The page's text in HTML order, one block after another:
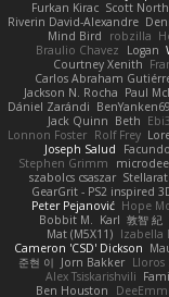
Furkan Kirac Scott North
Riverin David-Alexandre
Mind Bird
robzilla
Braulio Chavez
Logan
Courtney Xenith
Carlos Abraham
Jackson N. Rocha Paul
Dániel Zarándi BenYanken69
Jack Quinn Beth
Lonnon Foster Rolf Frey
Joseph Salud
Stephen Grimm
microdee
szabolcs csaszar
GearGrit - PS2 inspired
Peter Pejanović Hope
Bobbit M. Karl 敦智 紀
Mat (M5X11) Izabella
Cameron 'CSD' Dickson
준현 이 Jorn Bakker Lloros
Alex Tsiskarishvili
Ben Houston